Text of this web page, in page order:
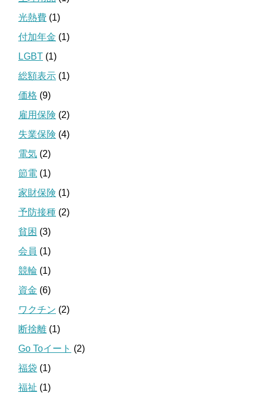
光熱費 (1)
付加年金 (1)
LGBT (1)
総額表示 (1)
価格 (9)
雇用保険 (2)
失業保険 (4)
電気 (2)
節電 (1)
家財保険 (1)
予防接種 (2)
貧困 (3)
会員 (1)
競輪 (1)
資金 (6)
ワクチン (2)
断捨離 (1)
Go Toイート (2)
福袋 (1)
福祉 (1)